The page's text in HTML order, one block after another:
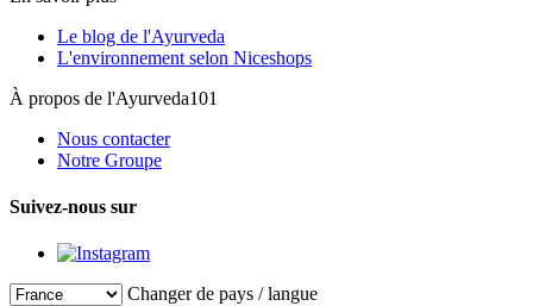
Le blog de l'Ayurveda
L'environnement selon Niceshops
À propos de l'Ayurveda101
Nous contacter
Notre Groupe
Suivez-nous sur
Changer de pays / langue